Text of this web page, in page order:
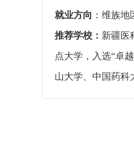
就业方向 ：维族
推荐学校： 新疆医
点大学，入选“卓
山大学、中国药科